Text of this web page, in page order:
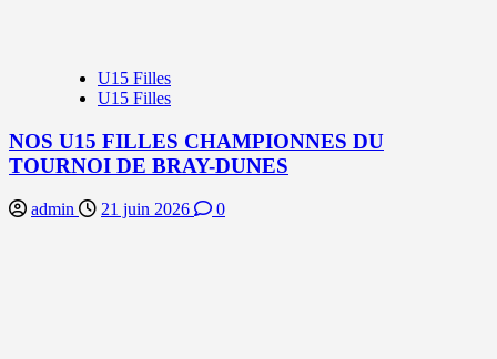
U15 Filles
U15 Filles
NOS U15 FILLES CHAMPIONNES DU
TOURNOI DE BRAY-DUNES
admin 21 juin 2026 0